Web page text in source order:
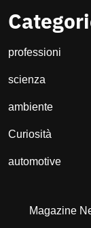
professioni
scienza
ambiente
Curiosità
automotive
Magazine